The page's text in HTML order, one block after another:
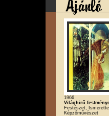
1966
Világhirű
Festészet,
Képzőművészet